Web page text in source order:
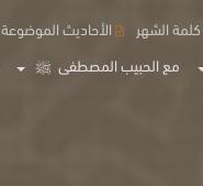
مع الحبيب المصطفى ﷺ
كلمة الشهر الأحاديث الموضوعة